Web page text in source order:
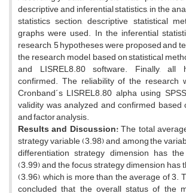
descriptive and inferential statistics, in the
statistics section, descriptive statistical
graphs were used. In the inferential
research, 5 hypotheses were proposed and
the research model, based on statistical
and LISREL8.80 software. Finally, all
confirmed. The reliability of the research
Cronband´s LISREL8.80 alpha using
validity was analyzed and confirmed
and factor analysis.
Results and Discussion:The total
strategy variable (3.98) and, among the
differentiation strategy dimension has
(3.99) and the focus strategy dimension has
(3.96), which is more than the average of 3.
concluded that the overall status of the